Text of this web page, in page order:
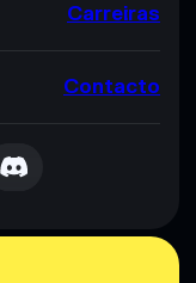
Carreiras
Contacto